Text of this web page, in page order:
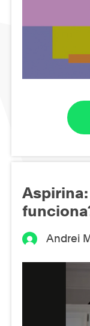
Aspirina:
Andrei